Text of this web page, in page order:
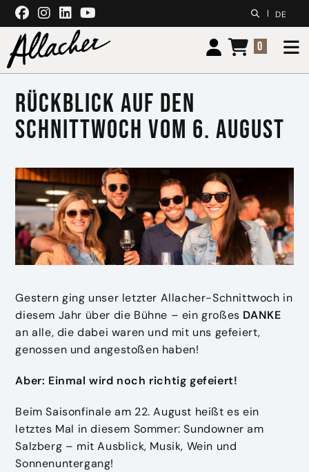
Zum Inhalt springen
| DE
0
Rückblick auf den
Schnittwoch vom 6. August
Gestern ging unser letzter Allacher-Schnittwoch in
diesem Jahr über die Bühne – ein großes DANKE
an alle, die dabei waren und mit uns gefeiert,
genossen und angestoßen haben!
Aber: Einmal wird noch richtig gefeiert!
Beim Saisonfinale am 22. August heißt es ein
letztes Mal in diesem Sommer: Sundowner am
Salzberg – mit Ausblick, Musik, Wein und
Sonnenuntergang!